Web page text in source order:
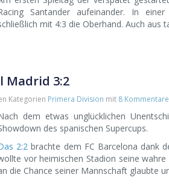
Santander aufeinander. In
mit 4:3 die Oberhand. Auch aus
Madrid 3:2
Kategorien Primera Division mit 8
dem etwas unglücklichen
des spanischen Supercups.
2:2 brachte dem FC Barcelona dank
vor heimischen Stadion seine wahre
die Chance seiner Mannschaft glaubte